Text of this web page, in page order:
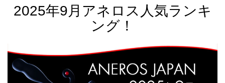
2025年9月アネロス人気ランキ
ング！